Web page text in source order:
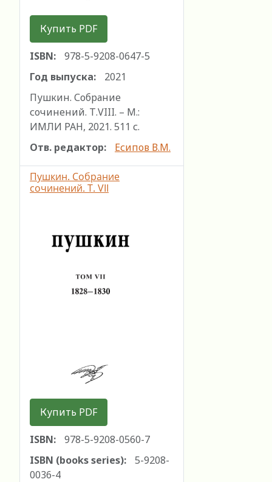
Купить PDF
ISBN:
978-5-9208-0647-5
Год выпуска:
2021
Пушкин. Собрание
сочинений. Т.VIII. – М.:
ИМЛИ РАН, 2021. 511 с.
Отв. редактор:
Есипов В.М.
Пушкин. Собрание
сочинений. Т. VII
Купить PDF
ISBN:
978-5-9208-0560-7
ISBN (books series):
5-9208-
0036-4